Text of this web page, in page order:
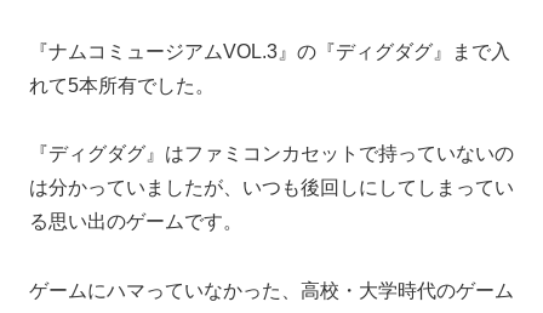
『ナムコミュージアムVOL.3』の『ディグダグ』まで入
れて5本所有でした。
『ディグダグ』はファミコンカセットで持っていないの
は分かっていましたが、いつも後回しにしてしまってい
る思い出のゲームです。
ゲームにハマっていなかった、高校・大学時代のゲーム